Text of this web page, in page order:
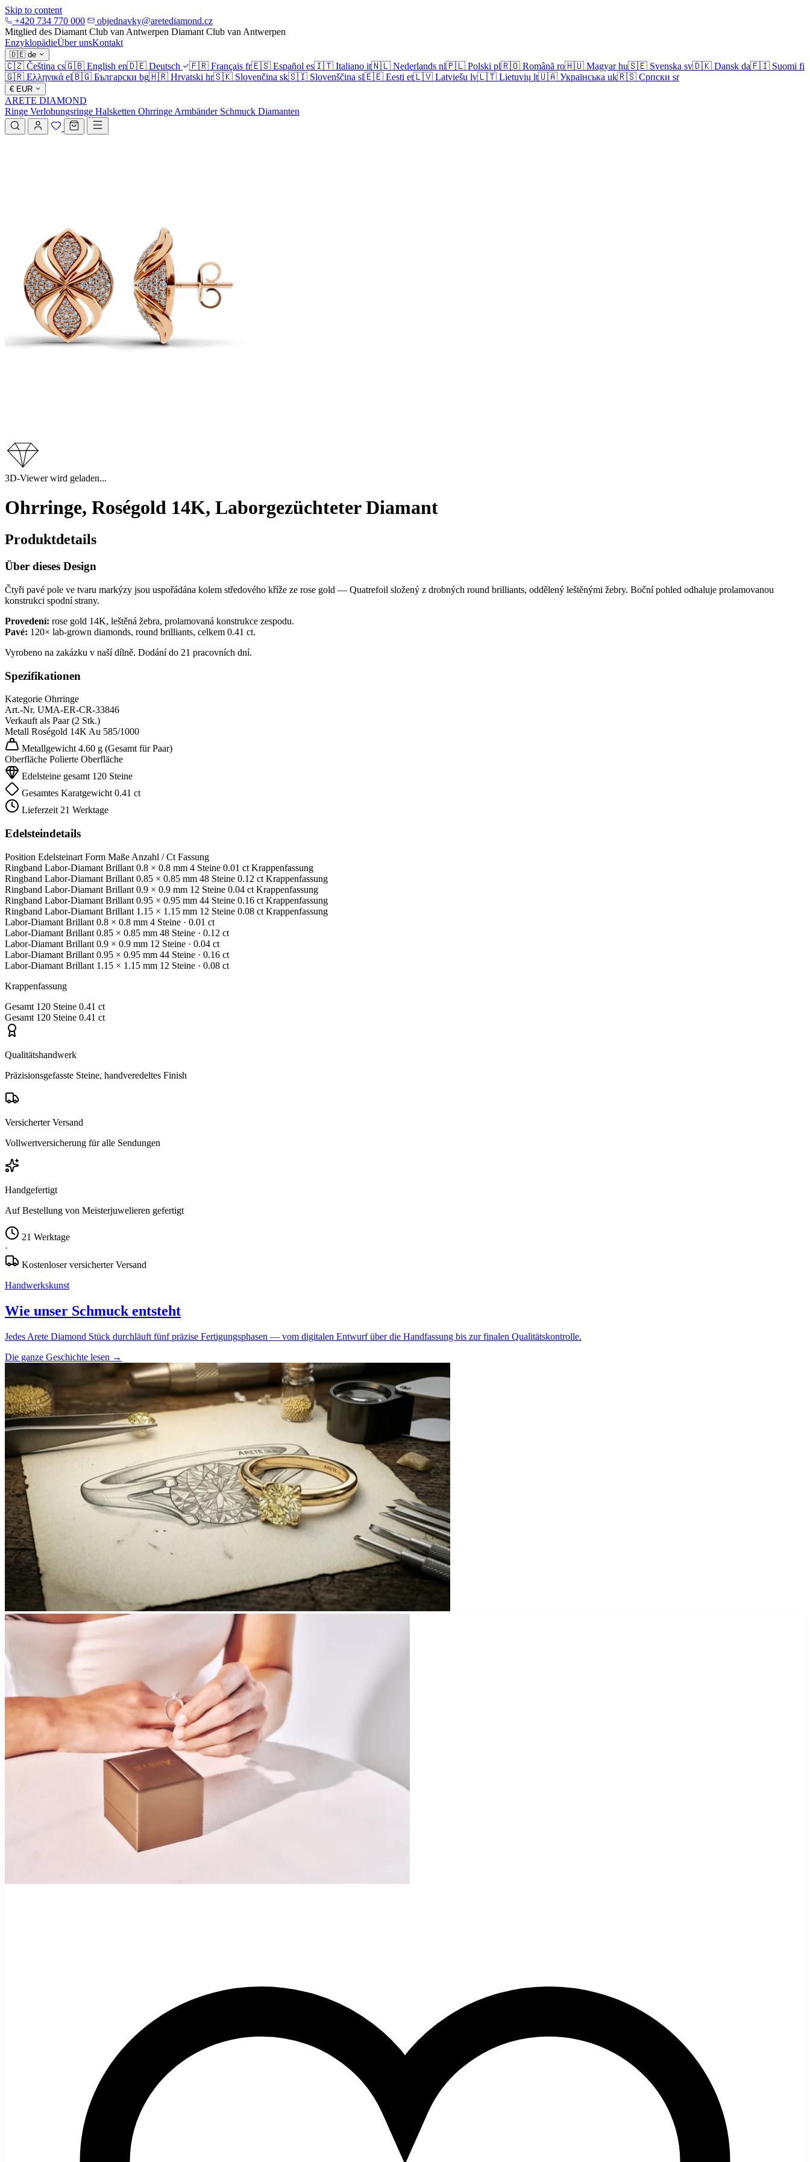
Skip to content
+420 734 770 000
objednavky@aretediamond.cz
Mitglied des Diamant Club van Antwerpen Diamant Club van Antwerpen
EnzyklopädieÜber unsKontakt
🇩🇪 de
🇨🇿 Čeština cs🇬🇧 English en🇩🇪 Deutsch 🇫🇷 Français fr🇪🇸 Español es🇮🇹 Italiano it🇳🇱 Nederlands nl🇵🇱 Polski pl🇷🇴 Română ro🇭🇺 Magyar hu🇸🇪 Svenska sv🇩🇰 Dansk da🇫🇮 Suomi fi
🇬🇷 Ελληνικά el🇧🇬 Български bg🇭🇷 Hrvatski hr🇸🇰 Slovenčina sk🇸🇮 Slovenščina sl🇪🇪 Eesti et🇱🇻 Latviešu lv🇱🇹 Lietuvių lt🇺🇦 Українська uk🇷🇸 Српски sr
€ EUR
ARETE DIAMOND
Ringe Verlobungsringe Halsketten Ohrringe Armbänder Schmuck Diamanten
3D-Viewer wird geladen...
Ohrringe, Roségold 14K, Laborgezüchteter Diamant
Produktdetails
Über dieses Design
Čtyři pavé pole ve tvaru markýzy jsou uspořádána kolem středového kříže ze rose gold — Quatrefoil složený z drobných round brilliants, oddělený leštěnými žebry. Boční pohled odhaluje prolamovanou
konstrukci spodní strany.
Provedení: rose gold 14K, leštěná žebra, prolamovaná konstrukce zespodu.
Pavé: 120× lab-grown diamonds, round brilliants, celkem 0.41 ct.
Vyrobeno na zakázku v naší dílně. Dodání do 21 pracovních dní.
Spezifikationen
Kategorie Ohrringe
Art.-Nr. UMA-ER-CR-33846
Verkauft als Paar (2 Stk.)
Metall Roségold 14KAu 585/1000
Metallgewicht 4.60 g (Gesamt für Paar)
Oberfläche Polierte Oberfläche
Edelsteine gesamt 120 Steine
Gesamtes Karatgewicht 0.41 ct
Lieferzeit 21 Werktage
Edelsteindetails
Position Edelsteinart Form Maße Anzahl / Ct Fassung
Ringband Labor-Diamant Brillant 0.8 × 0.8 mm 4 Steine 0.01 ct Krappenfassung
Ringband Labor-Diamant Brillant 0.85 × 0.85 mm 48 Steine 0.12 ct Krappenfassung
Ringband Labor-Diamant Brillant 0.9 × 0.9 mm 12 Steine 0.04 ct Krappenfassung
Ringband Labor-Diamant Brillant 0.95 × 0.95 mm 44 Steine 0.16 ct Krappenfassung
Ringband Labor-Diamant Brillant 1.15 × 1.15 mm 12 Steine 0.08 ct Krappenfassung
Labor-Diamant Brillant 0.8 × 0.8 mm 4 Steine · 0.01 ct
Labor-Diamant Brillant 0.85 × 0.85 mm 48 Steine · 0.12 ct
Labor-Diamant Brillant 0.9 × 0.9 mm 12 Steine · 0.04 ct
Labor-Diamant Brillant 0.95 × 0.95 mm 44 Steine · 0.16 ct
Labor-Diamant Brillant 1.15 × 1.15 mm 12 Steine · 0.08 ct
Krappenfassung
Gesamt 120 Steine 0.41 ct
Gesamt 120 Steine 0.41 ct
Qualitätshandwerk
Präzisionsgefasste Steine, handveredeltes Finish
Versicherter Versand
Vollwertversicherung für alle Sendungen
Handgefertigt
Auf Bestellung von Meisterjuwelieren gefertigt
21 Werktage
·
Kostenloser versicherter Versand
Handwerkskunst
Wie unser Schmuck entsteht
Jedes Arete Diamond Stück durchläuft fünf präzise Fertigungsphasen — vom digitalen Entwurf über die Handfassung bis zur finalen Qualitätskontrolle.
Die ganze Geschichte lesen →